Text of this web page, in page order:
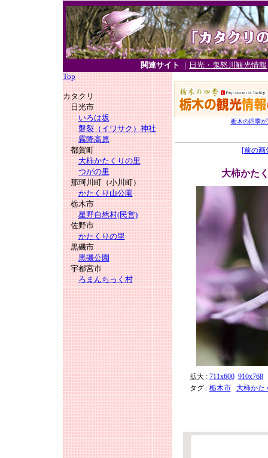
関連サイト ｜ 日光・鬼怒川観光情報
Top
カタクリ
日光市
いろは坂
磐裂（イワサク）神社
霧降高原
都賀町
大柿かたくりの里
つがの里
那珂川町（小川町）
かたくり山公園
栃木市
星野自然村(民営)
佐野市
かたくりの里
黒磯市
黒磯公園
宇都宮市
ろまんちっく村
栃木の四季
[前の画
大柿かた
拡大 : 711x600 910x768
タグ : 栃木市 大柿かた